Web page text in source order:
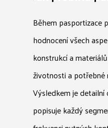
Během pasportizace
hodnocení všech
konstrukcí a
životnosti a potřebné
Výsledkem je
popisuje každý